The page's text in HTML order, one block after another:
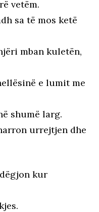
vetëm.
sa të mos ketë
mban kuletën,
e lumit me
shumë larg.
urrejtjen dhe
kur